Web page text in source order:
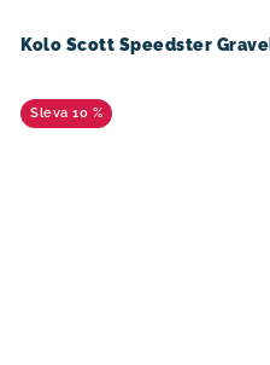
Kolo Scott Speedster
10 %